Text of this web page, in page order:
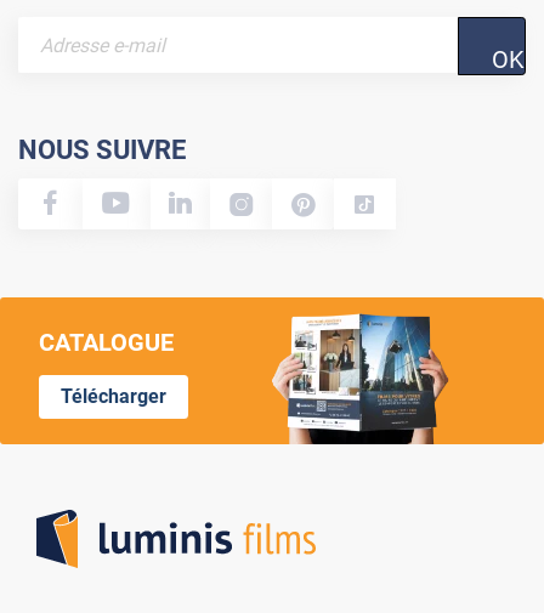
OK
NOUS SUIVRE
CATALOGUE
Télécharger